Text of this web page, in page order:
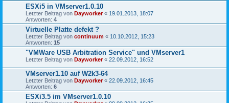
ESXi5 in VMserver1.0.10
Letzter Beitrag von Dayworker« 19.01.2013, 18:07
Antworten: 4
Virtuelle Platte defekt ?
Letzter Beitrag von continuum « 10.10.2012, 15:23
Antworten: 15
"VMWare USB Arbitration Service" und VMserver1
Letzter Beitrag von Dayworker« 22.09.2012, 16:52
VMserver1.10 auf W2k3-64
Letzter Beitrag von Dayworker« 22.09.2012, 16:45
Antworten: 6
ESXi3.5 im VMserver1.0.10